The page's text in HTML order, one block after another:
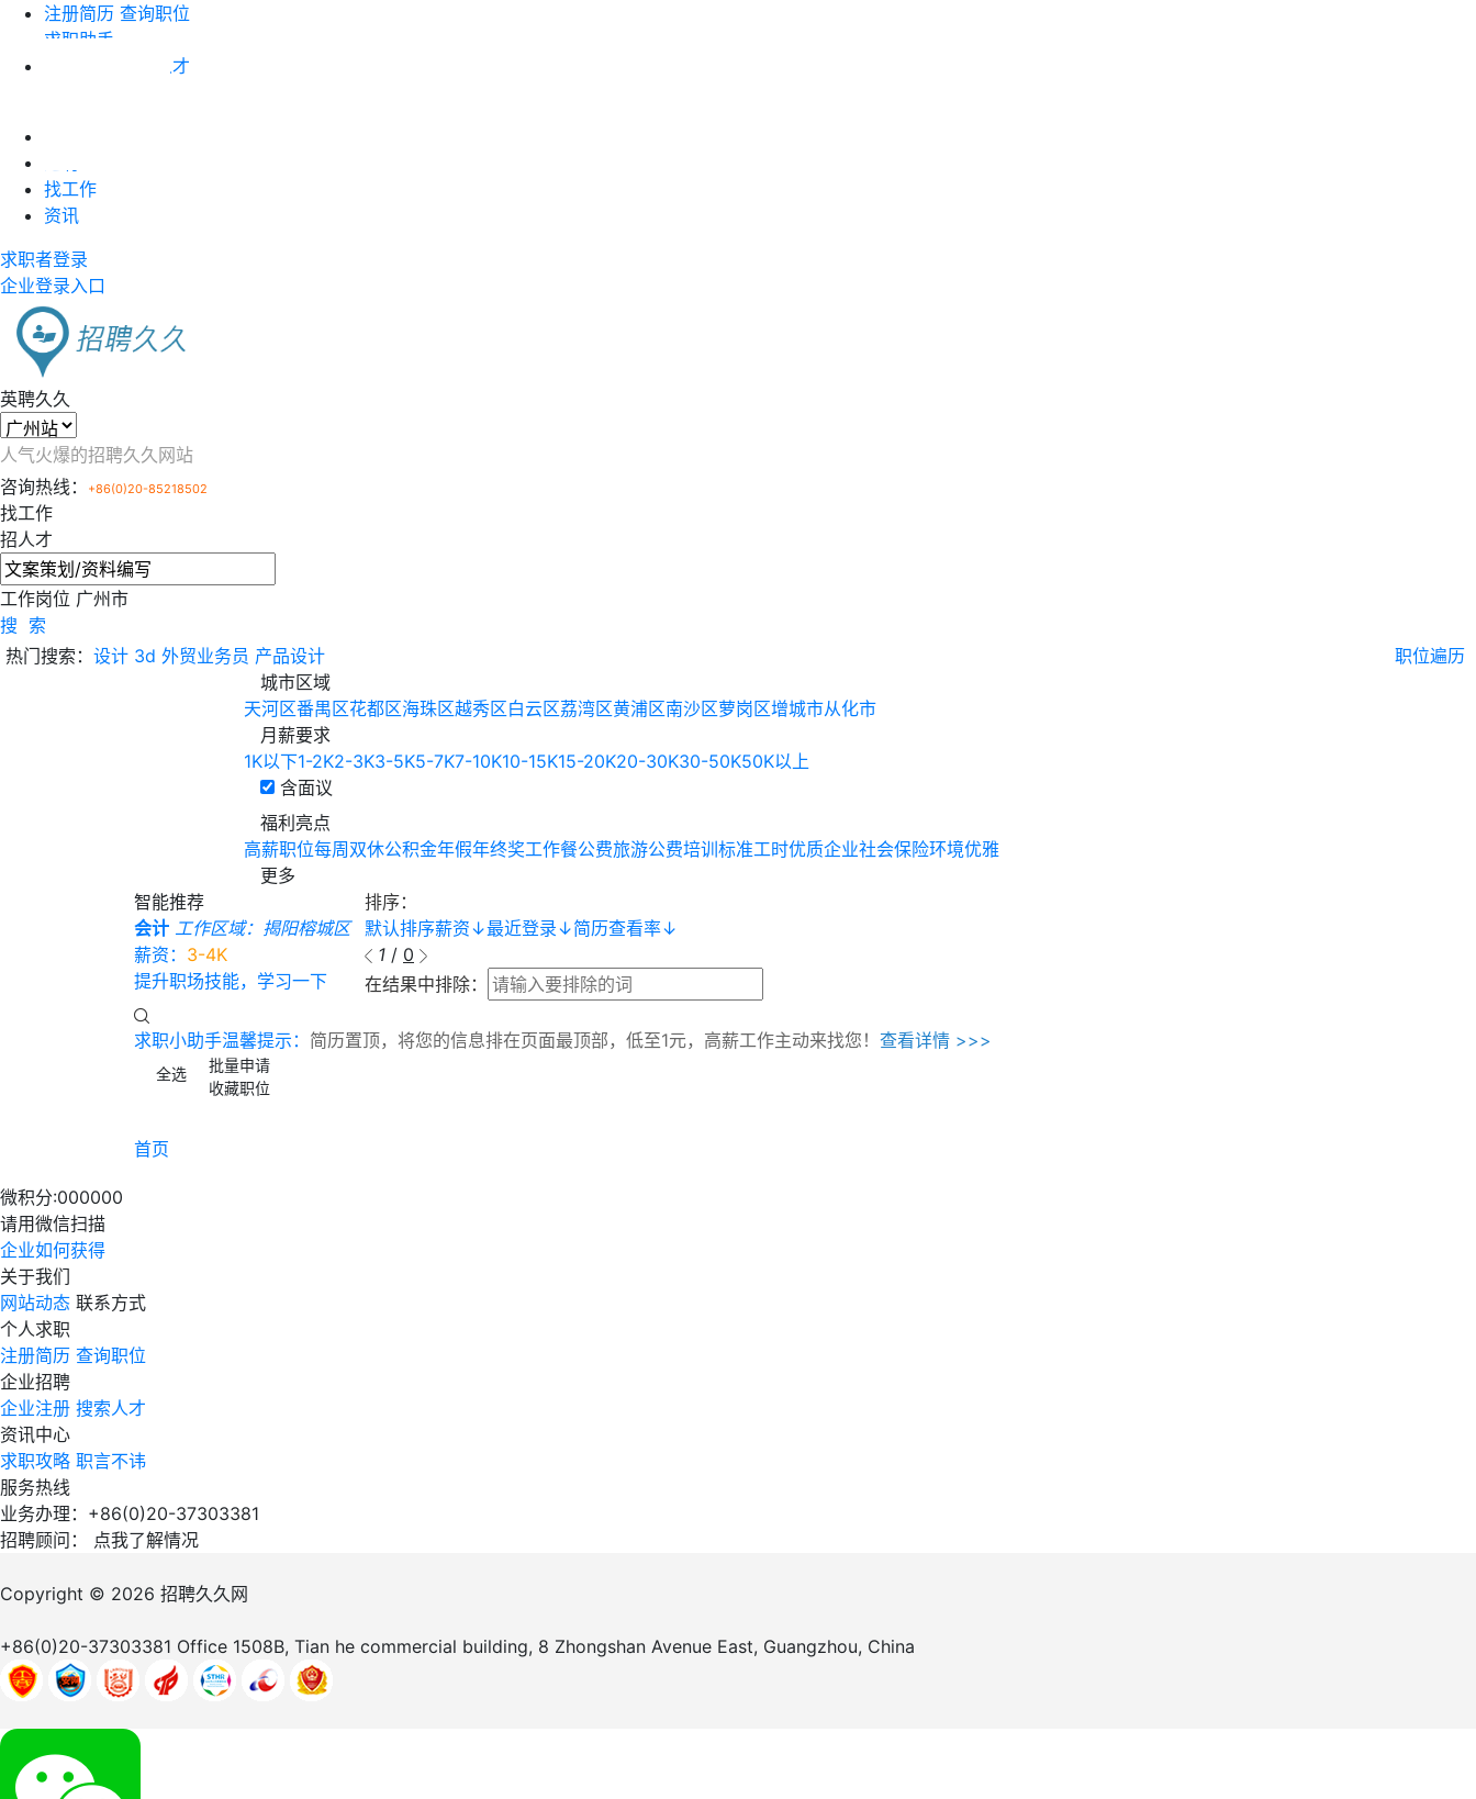
注册简历 查询职位
求职助手
搜索人才
找工作
资讯
求职者登录
企业登录入口
英聘久久
人气火爆的招聘久久网站
咨询热线：
+86(0)20-85218502
找工作
招人才
工作岗位 广州市
搜 索
热门搜索： 设计 3d 外贸业务员 产品设计
职位遍历
城市区域
天河区番禺区花都区海珠区越秀区白云区荔湾区黄浦区南沙区萝岗区增城市从化市
月薪要求
1K以下1-2K2-3K3-5K5-7K7-10K10-15K15-20K20-30K30-50K50K以上
含面议
福利亮点
高薪职位每周双休公积金年假年终奖工作餐公费旅游公费培训 标准工时优质企业社会保险环境优雅
更多
智能推荐
会计 工作区域：揭阳榕城区
薪资： 3-4K
提升职场技能，学习一下
排序：
默认排序薪资↓最近登录↓简历查看率↓
1 / 0
在结果中排除：
求职小助手温馨提示： 简历置顶，将您的信息排在页面最顶部，低至1元，高薪工作主动来找您！ 查看详情 >>>
全选
批量申请
收藏职位
首页
微积分:000000
请用微信扫描
企业如何获得
关于我们
网站动态 联系方式
个人求职
注册简历 查询职位
企业招聘
企业注册 搜索人才
资讯中心
求职攻略 职言不讳
服务热线
业务办理：+86(0)20-37303381
招聘顾问： 点我了解情况
Copyright © 2026 招聘久久网
+86(0)20-37303381 Office 1508B, Tian he commercial building, 8 Zhongshan Avenue East, Guangzhou, China